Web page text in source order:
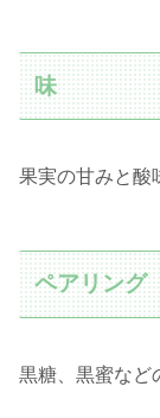
味
果実の甘みと酸
ペアリング
黒糖、黒蜜など